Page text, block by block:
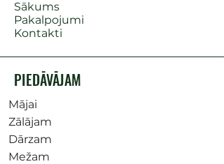
Sākums
Pakalpojumi
Kontakti
PIEDĀVĀJAM
Mājai
Zālājam
Dārzam
Mežam